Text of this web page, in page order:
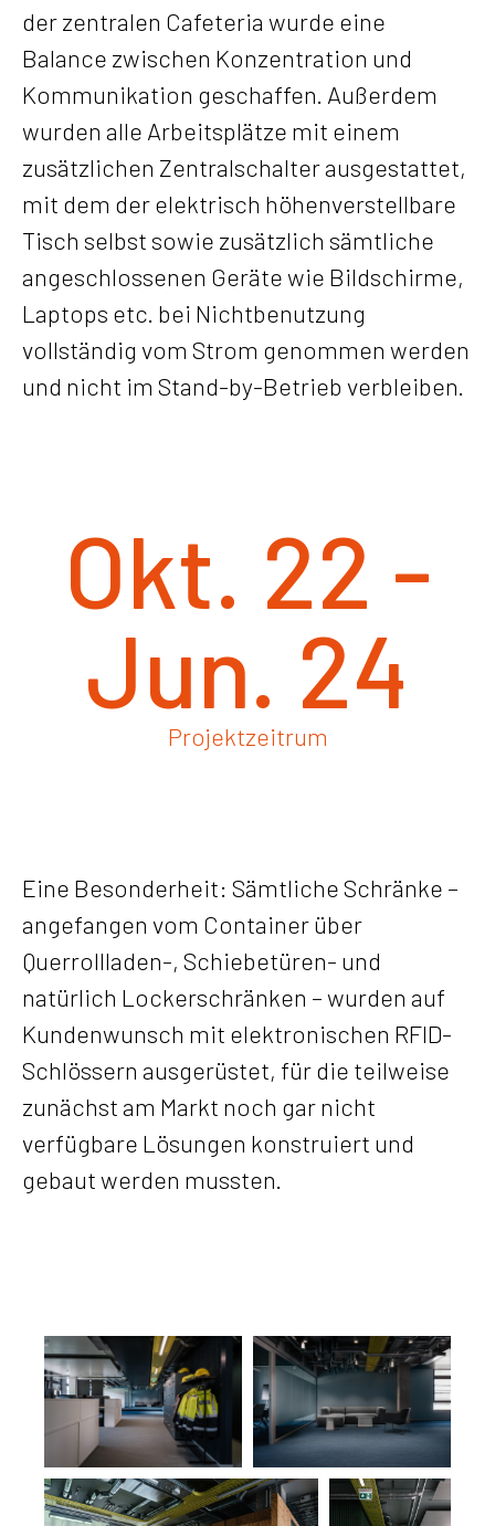
der zentralen Cafeteria wurde eine
Balance zwischen Konzentration und
Kommunikation geschaffen. Außerdem
wurden alle Arbeitsplätze mit einem
zusätzlichen Zentralschalter ausgestattet,
mit dem der elektrisch höhenverstellbare
Tisch selbst sowie zusätzlich sämtliche
angeschlossenen Geräte wie Bildschirme,
Laptops etc. bei Nichtbenutzung
vollständig vom Strom genommen werden
und nicht im Stand-by-Betrieb verbleiben.
Okt. 22 -
Jun. 24
Projektzeitrum
Eine Besonderheit: Sämtliche Schränke –
angefangen vom Container über
Querrollladen-, Schiebetüren- und
natürlich Lockerschränken – wurden auf
Kundenwunsch mit elektronischen RFID-
Schlössern ausgerüstet, für die teilweise
zunächst am Markt noch gar nicht
verfügbare Lösungen konstruiert und
gebaut werden mussten.